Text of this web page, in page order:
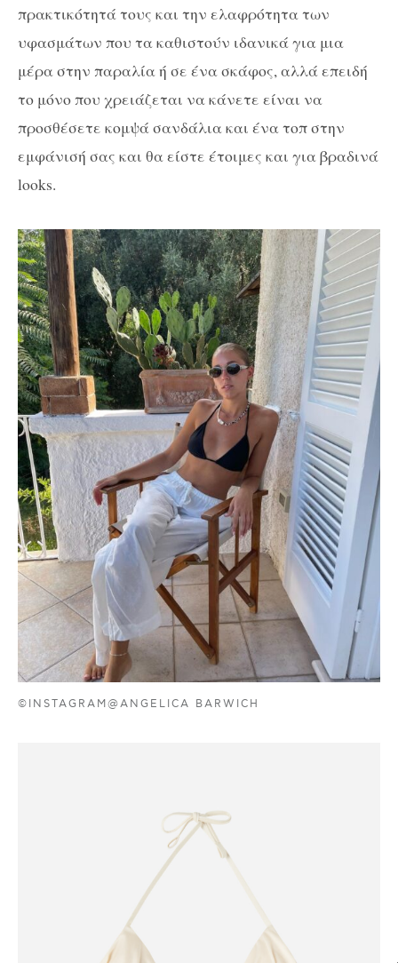
πρακτικότητά τους και την ελαφρότητα των
υφασμάτων που τα καθιστούν ιδανικά για μια
μέρα στην παραλία ή σε ένα σκάφος, αλλά επειδή
το μόνο που χρειάζεται να κάνετε είναι να
προσθέσετε κομψά σανδάλια και ένα τοπ στην
εμφάνισή σας και θα είστε έτοιμες και για βραδινά
looks.
©INSTAGRAM@ANGELICA BARWICH